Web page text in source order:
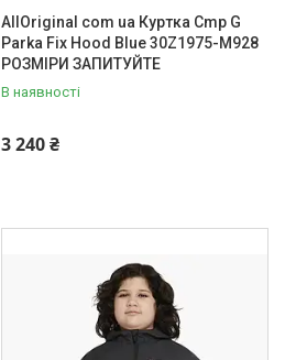
AllOriginal com ua Куртка Cmp G
Parka Fix Hood Blue 30Z1975-M928
РОЗМІРИ ЗАПИТУЙТЕ
В наявності
3 240 ₴